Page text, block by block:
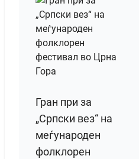
Гран при за
„Српски вез“ на
меѓународен
фолклорен